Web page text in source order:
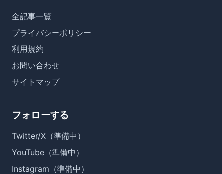
全記事一覧
プライバシーポリシー
利用規約
お問い合わせ
サイトマップ
フォローする
Twitter/X（準備中）
YouTube（準備中）
Instagram（準備中）